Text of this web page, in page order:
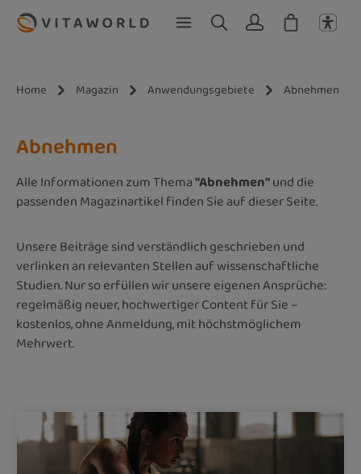
Zum Hauptinhalt springen
Home Magazin Anwendungsgebiete Abnehmen
Abnehmen
Alle Informationen zum Thema"Abnehmen"und die
passenden Magazinartikel finden Sie auf dieser Seite.
Unsere Beiträge sind verständlich geschrieben und
verlinken an relevanten Stellen auf wissenschaftliche
Studien. Nur so erfüllen wir unsere eigenen Ansprüche:
regelmäßig neuer, hochwertiger Content für Sie –
kostenlos, ohne Anmeldung, mit höchstmöglichem
Mehrwert.